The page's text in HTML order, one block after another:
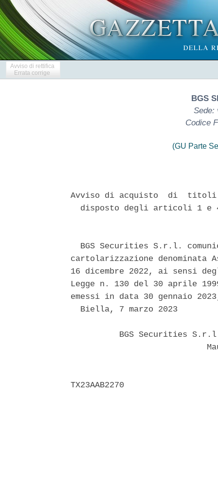
Avviso di rettifica
Errata corrige
BGS
Sede:
Codice
(GU Parte
Avviso di acquisto  di  titoli
disposto degli articoli 1
BGS Securities S.r.l.
cartolarizzazione
16 dicembre 2022, ai sensi
Legge n. 130 del 30 aprile
emessi in data 30 gennaio
  Biella, 7 marzo 2023
BGS Securities